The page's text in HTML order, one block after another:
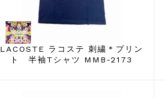
LACOSTE ラコステ 刺繍＊プリン
ト 半袖Tシャツ MMB-2173